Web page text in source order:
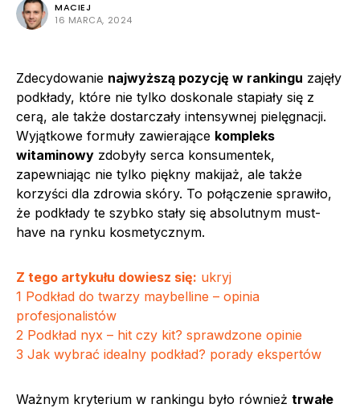
MACIEJ
16 MARCA, 2024
Zdecydowanie najwyższą pozycję w rankingu zajęły
podkłady, które nie tylko doskonale stapiały się z
cerą, ale także dostarczały intensywnej pielęgnacji.
Wyjątkowe formuły zawierające kompleks
witaminowy zdobyły serca konsumentek,
zapewniając nie tylko piękny makijaż, ale także
korzyści dla zdrowia skóry. To połączenie sprawiło,
że podkłady te szybko stały się absolutnym must-
have na rynku kosmetycznym.
Z tego artykułu dowiesz się: ukryj
1 Podkład do twarzy maybelline – opinia
profesjonalistów
2 Podkład nyx – hit czy kit? sprawdzone opinie
3 Jak wybrać idealny podkład? porady ekspertów
Ważnym kryterium w rankingu było również trwałe